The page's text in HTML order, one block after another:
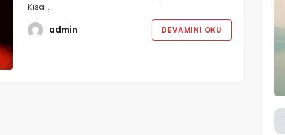
Kısa…
admin DEVAMINI OKU